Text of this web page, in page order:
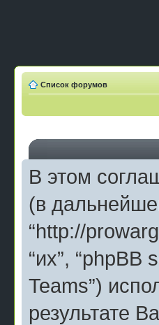
Список форумов
В этом
(в
“http://
“их”, “phpBB
Teams”)
результате